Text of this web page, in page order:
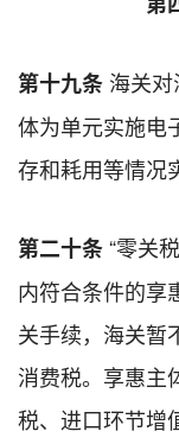
第十九条 海关对
体为单元实施电
存和耗用等情况
第二十条“零关
内符合条件的享
关手续，海关暂
消费税。享惠主
税、进口环节增